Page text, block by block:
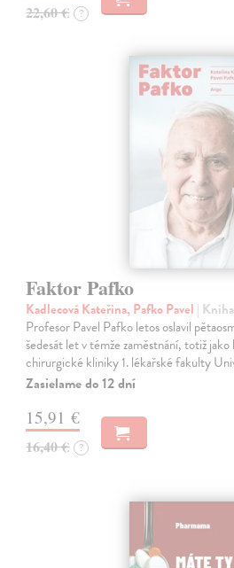
22,60 € ?
Faktor Pafko
Kadlecová Kateřina, Pafko Pavel | Kniha
Profesor Pavel Pafko letos oslavil
šedesát let v témže zaměstnání, totiž
chirurgické kliniky 1. lékařské fakulty
Zasielame do 12 dní
15,91 €
16,40 € ?